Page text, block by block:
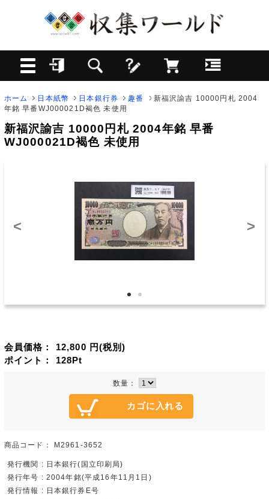
ホーム 日本紙幣 日本銀行券 趣番
新福沢諭吉 10000円札 2004
年銘 早番WJ000021D褐色 未使用
新福沢諭吉 10000円札 2004年銘 早番
WJ000021D褐色 未使用
< >
会員価格： 12,800 円(税別)
ポイント： 128Pt
数量：
商品コード： M2961-3652
発行機関 : 日本銀行(国立印刷局)
発行年号 : 2004年銘(平成16年11月1日)
発行情報 : 日本銀行券E号